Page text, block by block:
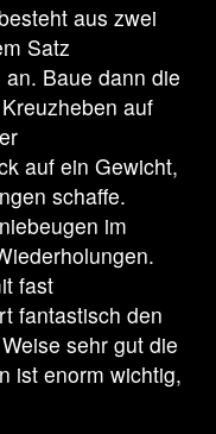
aus zwei
Satz
Baue dann die
auf
auf ein Gewicht,
schaffe.
im
fast
fantastisch den
sehr gut die
ist enorm wichtig,